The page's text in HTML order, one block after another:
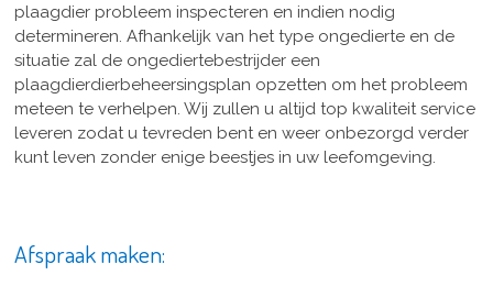
plaagdier probleem inspecteren en indien nodig
determineren. Afhankelijk van het type ongedierte en de
situatie zal de ongediertebestrijder een
plaagdierdierbeheersingsplan opzetten om het probleem
meteen te verhelpen. Wij zullen u altijd top kwaliteit service
leveren zodat u tevreden bent en weer onbezorgd verder
kunt leven zonder enige beestjes in uw leefomgeving.
Afspraak maken: